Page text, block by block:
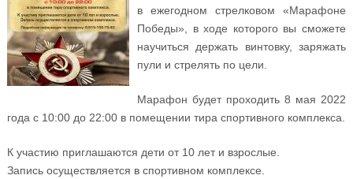
в ежегодном стрелковом «Марафоне
Победы», в ходе которого вы сможете
научиться держать винтовку, заряжать
пули и стрелять по цели.
Марафон будет проходить 8 мая 2022
года с 10:00 до 22:00 в помещении тира спортивного комплекса.
К участию приглашаются дети от 10 лет и взрослые.
Запись осуществляется в спортивном комплексе.